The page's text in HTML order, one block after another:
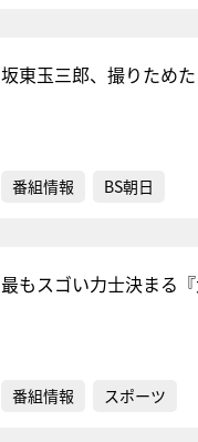
坂東玉三郎、撮りため
番組情報 BS朝日
最もスゴい力士決まる
番組情報 スポーツ